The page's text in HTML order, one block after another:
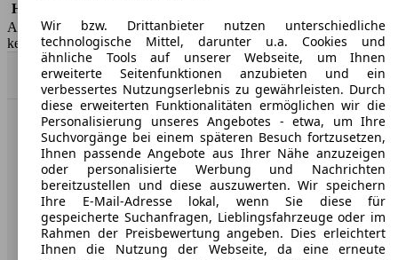
HSN/TSN
AutoScout24 GmbH übernimmt für die Richtigkeit der Angaben
keine Gewähr.
Nach Oben
AutoScout24: Europaweit der größte Online-Automarkt.
Unternehmen
Über AutoScout24
Presse
Wir bzw. Drittanbieter nutzen unterschiedliche
technologische Mittel, darunter u.a. Cookies und
ähnliche Tools auf unserer Webseite, um Ihnen
erweiterte Seitenfunktionen anzubieten und ein
verbessertes Nutzungserlebnis zu gewährleisten. Durch
diese erweiterten Funktionalitäten ermöglichen wir die
Personalisierung unseres Angebotes - etwa, um Ihre
Suchvorgänge bei einem späteren Besuch fortzusetzen,
Ihnen passende Angebote aus Ihrer Nähe anzuzeigen
oder personalisierte Werbung und Nachrichten
bereitzustellen und diese auszuwerten. Wir speichern
Ihre E-Mail-Adresse lokal, wenn Sie diese für
gespeicherte Suchanfragen, Lieblingsfahrzeuge oder im
Rahmen der Preisbewertung angeben. Dies erleichtert
Ihnen die Nutzung der Webseite, da eine erneute